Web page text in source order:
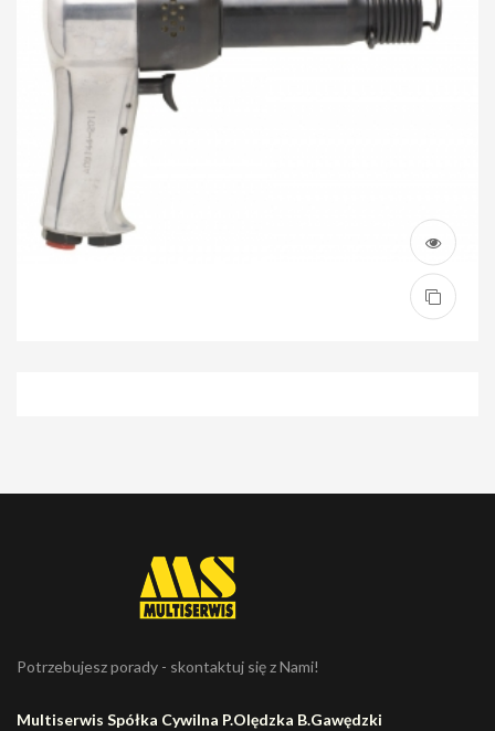
Potrzebujesz porady - skontaktuj się z Nami!
Multiserwis Spółka Cywilna P.Olędzka B.Gawędzki